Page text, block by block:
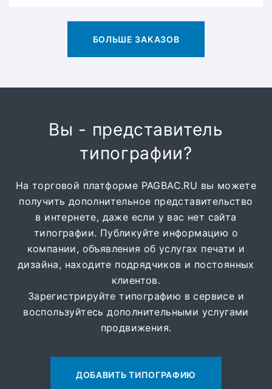
БОЛЬШЕ ЗАКАЗОВ
Вы - представитель
типографии?
На торговой платформе PAGBAC.RU вы можете
получить дополнительное представительство
в интернете, даже если у вас нет сайта
типографии. Публикуйте информацию о
компании, объявления об услугах печати и
дизайна, находите подрядчиков и постоянных
клиентов.
Зарегистрируйте типографию в сервисе и
воспользуйтесь дополнительными услугами
продвижения.
ДОБАВИТЬ ТИПОГРАФИЮ